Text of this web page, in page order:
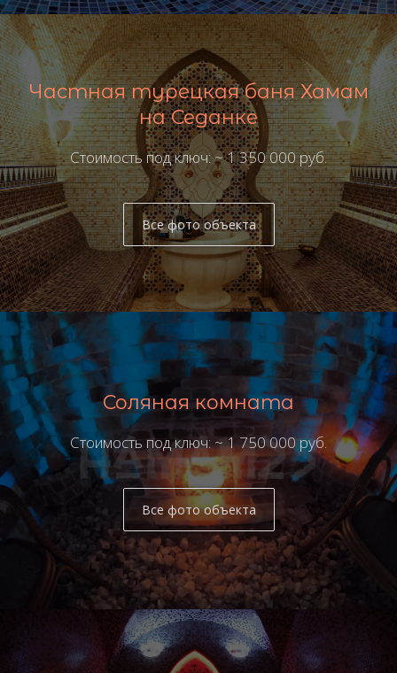
Частная турецкая баня Хамам
на Седанке
Стоимость под ключ: ~ 1 350 000 руб.
Все фото объекта
Соляная комната
Стоимость под ключ: ~ 1 750 000 руб.
Все фото объекта